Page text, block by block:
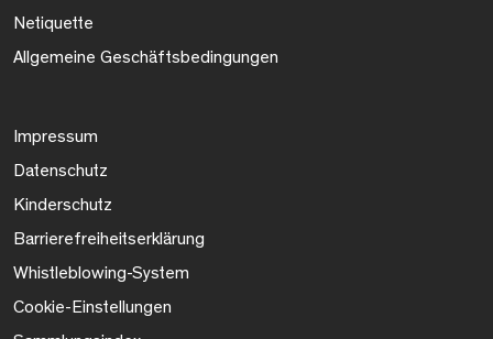
Netiquette
Allgemeine Geschäftsbedingungen
Impressum
Datenschutz
Kinderschutz
Barrierefreiheitserklärung
Whistleblowing-System
Cookie-Einstellungen